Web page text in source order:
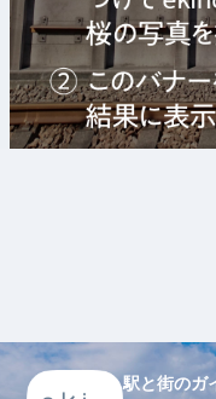
駅と街のガ